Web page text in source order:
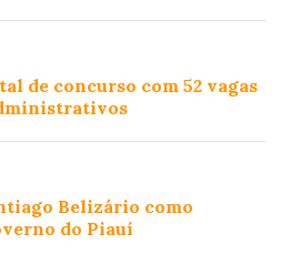
de concurso com 52 vagas
Belizário como
do Piauí